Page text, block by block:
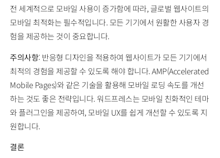
전 세계적으로 모바일 사용이 증가함에 따라, 글로벌 웹사이트의
모바일 최적화는 필수적입니다. 모든 기기에서 원활한 사용자 경
험을 제공하는 것이 중요합니다.
주의사항: 반응형 디자인을 적용하여 웹사이트가 모든 기기에서
최적의 경험을 제공할 수 있도록 해야 합니다. AMP(Accelerated
Mobile Pages)와 같은 기술을 활용해 모바일 로딩 속도를 개선
하는 것도 좋은 전략입니다. 워드프레스는 모바일 친화적인 테마
와 플러그인을 제공하여, 모바일 UX를 쉽게 개선할 수 있도록 지
원합니다.
결론